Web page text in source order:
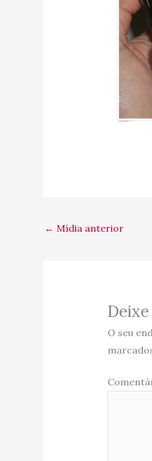
← Mídia anterior
O seu